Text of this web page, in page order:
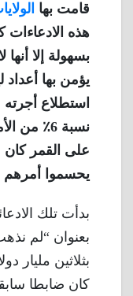
قامت بها
هذه الادعاءات
بسهولة إلا
يؤمن بها أعداد
نسبة 6٪
يحسموا أمرهم
بعنوان “لم
بثلاثين مليار
كان ضابطا